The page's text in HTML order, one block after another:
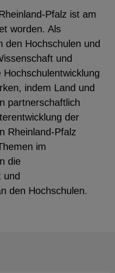
Pfalz ist am
worden. Als
den Hochschulen und
und
indem Land und
partnerschaftlich
der
Rheinland-Pfalz
im
die
und
den Hochschulen.